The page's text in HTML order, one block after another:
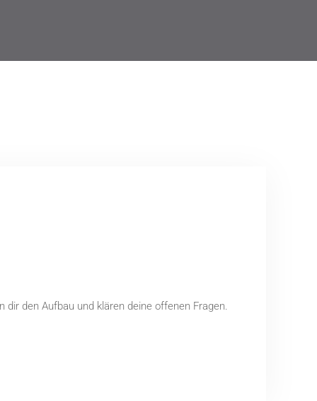
den Aufbau und klären deine offenen Fragen.